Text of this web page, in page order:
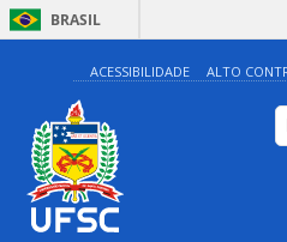
BRASIL
ACESSIBILIDADE ALTO